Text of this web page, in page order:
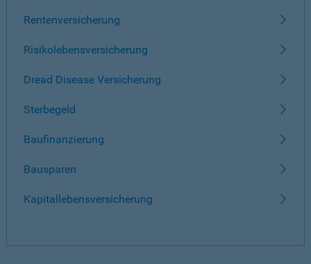
Rentenversicherung
Risikolebensversicherung
Dread Disease Versicherung
Sterbegeld
Baufinanzierung
Bausparen
Kapitallebensversicherung